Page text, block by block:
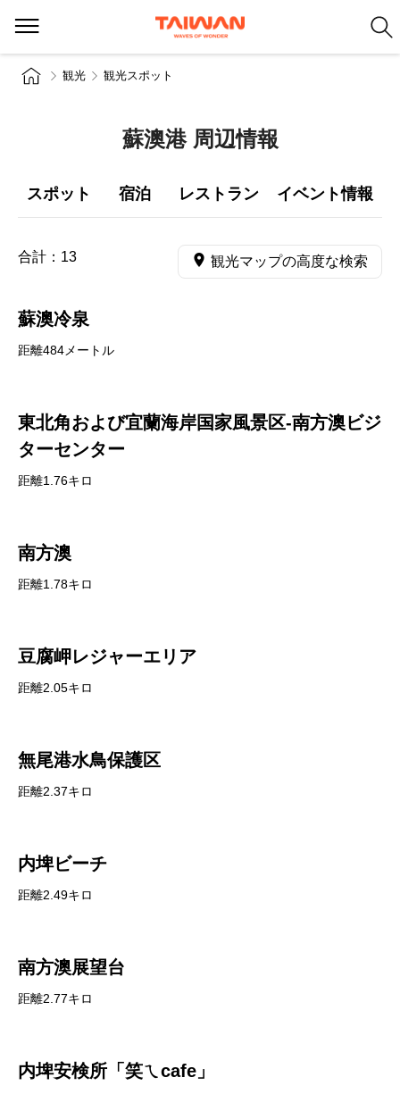
観光 観光スポット
蘇澳港 周辺情報
スポット 宿泊 レストラン イベント情報
合計： 13 観光マップの高度な検索
蘇澳冷泉
距離484メートル
東北角および宜蘭海岸国家風景区-南方澳ビジ
ターセンター
距離1.76キロ
南方澳
距離1.78キロ
豆腐岬レジャーエリア
距離2.05キロ
無尾港水鳥保護区
距離2.37キロ
内埤ビーチ
距離2.49キロ
南方澳展望台
距離2.77キロ
内埤安検所「笑ㄟcafe」